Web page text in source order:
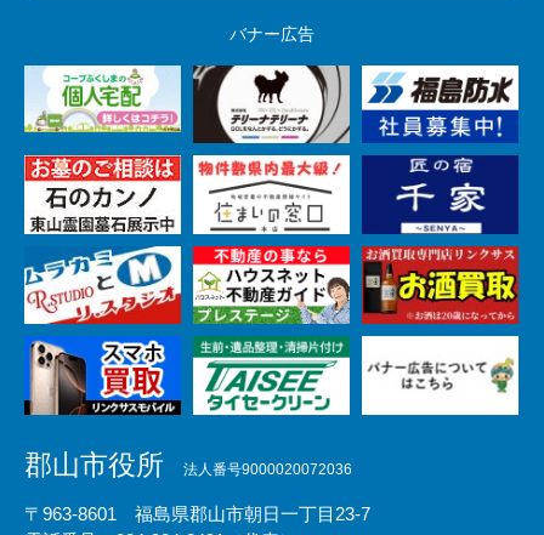
バナー広告
郡山市役所 法人番号9000020072036
〒963-8601 福島県郡山市朝日一丁目23-7